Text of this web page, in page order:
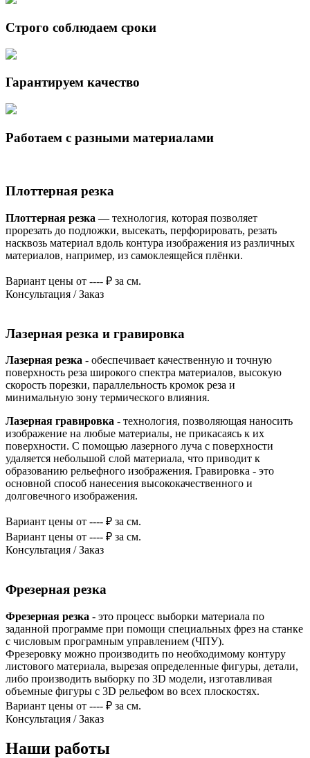
Строго соблюдаем сроки
Гарантируем качество
Работаем с разными материалами
Плоттерная резка
Плоттерная резка — технология, которая позволяет
прорезать до подложки, высекать, перфорировать, резать
насквозь материал вдоль контура изображения из различных
материалов, например, из самоклеящейся плёнки.
Вариант цены от ---- ₽ за см.
Консультация / Заказ
Лазерная резка и гравировка
Лазерная резка - обеспечивает качественную и точную
поверхность реза широкого спектра материалов, высокую
скорость порезки, параллельность кромок реза и
минимальную зону термического влияния.
Лазерная гравировка - технология, позволяющая наносить
изображение на любые материалы, не прикасаясь к их
поверхности. С помощью лазерного луча с поверхности
удаляется небольшой слой материала, что приводит к
образованию рельефного изображения. Гравировка - это
основной способ нанесения высококачественного и
долговечного изображения.
Вариант цены от ---- ₽ за см.
Вариант цены от ---- ₽ за см.
Консультация / Заказ
Фрезерная резка
Фрезерная резка - это процесс выборки материала по
заданной программе при помощи специальных фрез на станке
с числовым програмным управлением (ЧПУ).
Фрезеровку можно производить по необходимому контуру
листового материала, вырезая определенные фигуры, детали,
либо производить выборку по 3D модели, изготавливая
объемные фигуры с 3D рельефом во всех плоскостях.
Вариант цены от ---- ₽ за см.
Консультация / Заказ
Наши работы